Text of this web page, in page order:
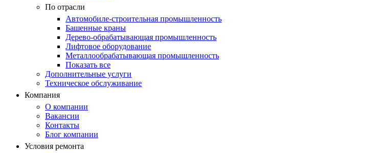
По отрасли
Автомобиле-строительная промышленность
Башенные краны
Дерево-обрабатывающая промышленность
Лифтовое оборудование
Металлообрабатывающая промышленность
Показать все
Дополнительные услуги
Техническое обслуживание
Компания
О компании
Вакансии
Контакты
Блог компании
Условия ремонта